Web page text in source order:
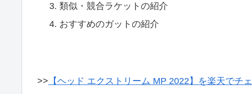
類似・競合ラケットの紹介
おすすめのガットの紹介
>> 【ヘッド エクストリーム MP 2022】を楽天でチ